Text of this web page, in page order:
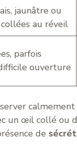
jaunâtre ou
au réveil
parfois
ouverture
un œil collé ou
de